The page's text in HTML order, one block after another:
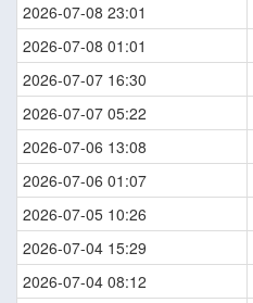
2026-07-08 23:01
2026-07-08 01:01
2026-07-07 16:30
2026-07-07 05:22
2026-07-06 13:08
2026-07-06 01:07
2026-07-05 10:26
2026-07-04 15:29
2026-07-04 08:12